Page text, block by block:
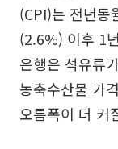
(CPI)는 전년동
(2.6%) 이후 1
은행은 석유류
농축수산물 가
오름폭이 더 커